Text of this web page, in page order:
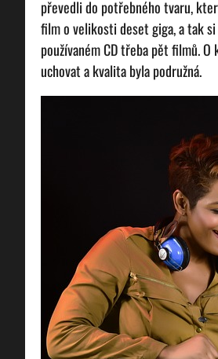
převedli do potřebného tvaru,
film o velikosti deset giga, a tak
používaném CD třeba pět filmů.
uchovat a kvalita byla podružná.